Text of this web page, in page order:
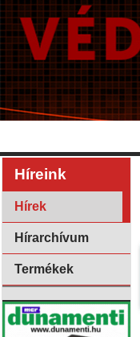
Híreink
Hírek
Hírarchívum
Termékek